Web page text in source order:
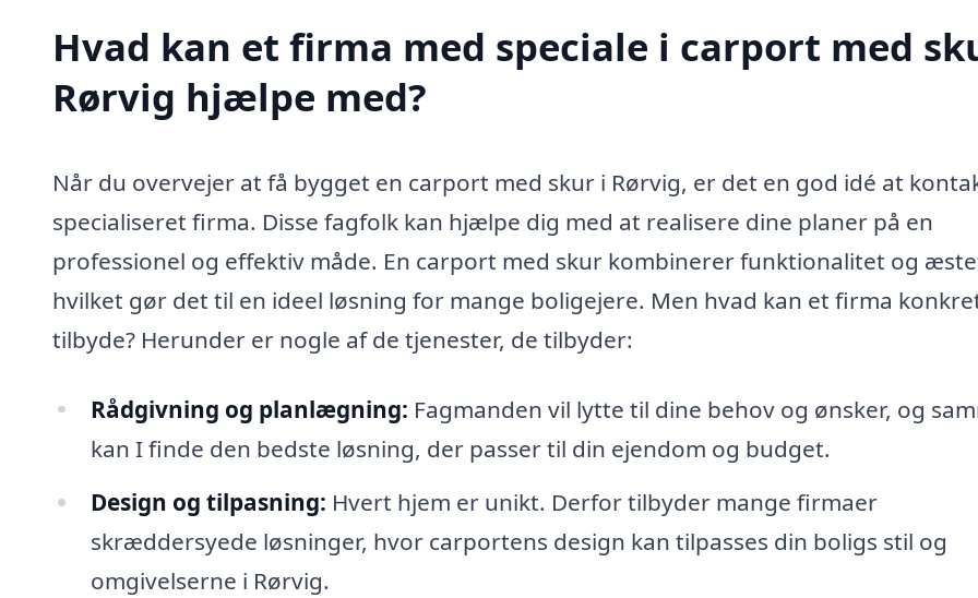
Hvad kan et firma med speciale i carport med
Rørvig hjælpe med?
Når du overvejer at få bygget en carport med skur i Rørvig, er det en god idé at
specialiseret firma. Disse fagfolk kan hjælpe dig med at realisere dine planer på en
professionel og effektiv måde. En carport med skur kombinerer funktionalitet og
hvilket gør det til en ideel løsning for mange boligejere. Men hvad kan et firma
tilbyde? Herunder er nogle af de tjenester, de tilbyder:
Rådgivning og planlægning: Fagmanden vil lytte til dine behov og ønsker, og
kan I finde den bedste løsning, der passer til din ejendom og budget.
Design og tilpasning: Hvert hjem er unikt. Derfor tilbyder mange firmaer
skræddersyede løsninger, hvor carportens design kan tilpasses din boligs stil og
omgivelserne i Rørvig.